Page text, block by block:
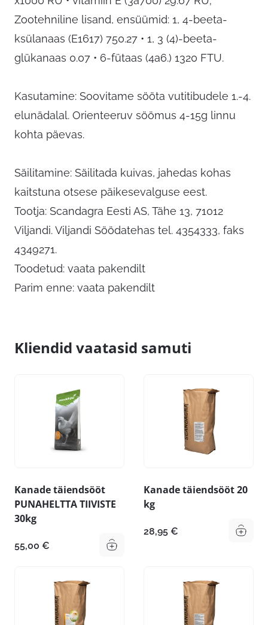
Zootehniline lisand, ensüümid: 1, 4-beeta-
ksülanaas (E1617) 750.27 • 1, 3 (4)-beeta-
glükanaas 0.07 • 6-fütaas (4a6.) 1320 FTU.
Kasutamine: Soovitame sööta vutitibudele 1.-4.
elunädalal. Orienteeruv söömus 4-15g linnu
kohta päevas.
Säilitamine: Säilitada kuivas, jahedas kohas
kaitstuna otsese päikesevalguse eest.
Tootja: Scandagra Eesti AS, Tähe 13, 71012
Viljandi. Viljandi Söödatehas tel. 4354333, faks
4349271.
Toodetud: vaata pakendilt
Parim enne: vaata pakendilt
Kliendid vaatasid samuti
Kanade täiendsööt
PUNAHELTTA TIIVISTE
30kg
55,00 €
Kanade täiendsööt 20
kg
28,95 €